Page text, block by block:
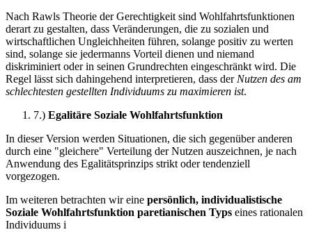
Nach Rawls Theorie der Gerechtigkeit sind Wohlfahrtsfunktionen
derart zu gestalten, dass Veränderungen, die zu sozialen und
wirtschaftlichen Ungleichheiten führen, solange positiv zu werten
sind, solange sie jedermanns Vorteil dienen und niemand
diskriminiert oder in seinen Grundrechten eingeschränkt wird. Die
Regel lässt sich dahingehend interpretieren, dass der Nutzen des am
schlechtesten gestellten Individuums zu maximieren ist.
7.) Egalitäre Soziale Wohlfahrtsfunktion
In dieser Version werden Situationen, die sich gegenüber anderen
durch eine "gleichere" Verteilung der Nutzen auszeichnen, je nach
Anwendung des Egalitätsprinzips strikt oder tendenziell
vorgezogen.
Im weiteren betrachten wir eine persönlich, individualistische
Soziale Wohlfahrtsfunktion paretianischen Typs eines rationalen
Individuums i